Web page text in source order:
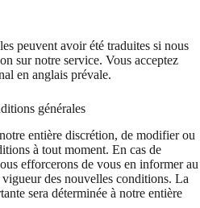
peuvent avoir été traduites si nous
sur notre service. Vous acceptez
en anglais prévale.
générales
entière discrétion, de modifier ou
à tout moment. En cas de
efforcerons de vous en informer au
des nouvelles conditions. La
sera déterminée à notre entière